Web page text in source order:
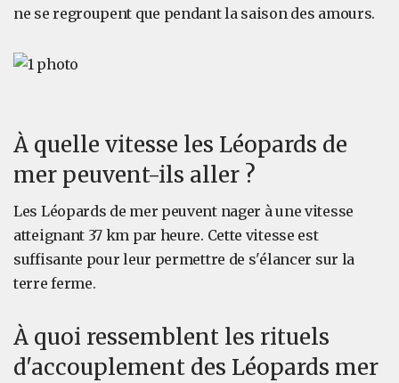
ne se regroupent que pendant la saison des amours.
À quelle vitesse les Léopards de
mer peuvent-ils aller ?
Les Léopards de mer peuvent nager à une vitesse
atteignant 37 km par heure. Cette vitesse est
suffisante pour leur permettre de s'élancer sur la
terre ferme.
À quoi ressemblent les rituels
d'accouplement des Léopards mer